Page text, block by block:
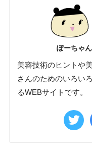
ぽーちゃ
美容技術のヒントや
さんのためのいろい
るWEBサイトです。